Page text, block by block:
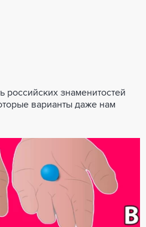
российских знаменитостей
варианты даже нам